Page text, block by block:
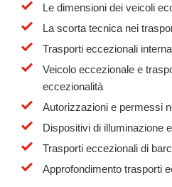
Le dimensioni dei veicoli
La scorta tecnica nei
Trasporti eccezionali
Veicolo eccezionale e
eccezionalità
Autorizzazioni e permessi
Dispositivi di illuminazione
Trasporti eccezionali di
Approfondimento trasporti